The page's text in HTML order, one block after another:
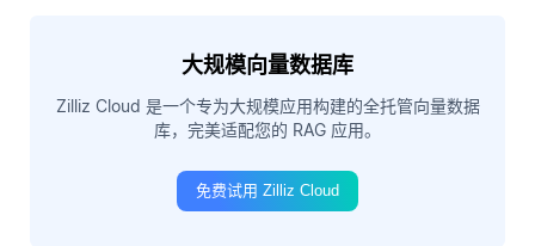
大规模向量数据库
Zilliz Cloud 是一个专为大规模应用构建的全托管向量数据
库，完美适配您的 RAG 应用。
免费试用 Zilliz Cloud